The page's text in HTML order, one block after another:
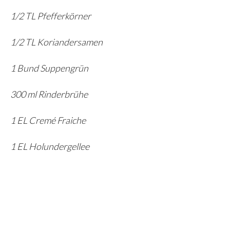
1/2 TL Pfefferkörner
1/2 TL Koriandersamen
1 Bund Suppengrün
300 ml Rinderbrühe
1 EL Cremé Fraiche
1 EL Holundergellee